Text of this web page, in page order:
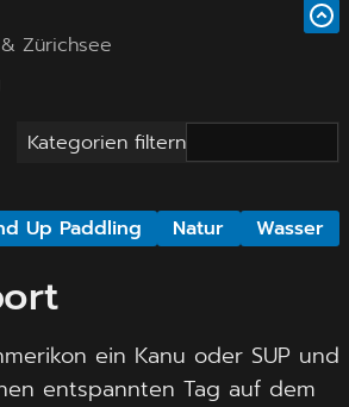
Zürichsee
Kategorien filtern
Up Paddling Natur Wasser
ein Kanu oder SUP und
entspannten Tag auf dem